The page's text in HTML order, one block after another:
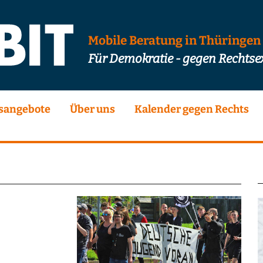
Mobile Beratung in Thüringen
Für Demokratie - gegen
Über uns Kalender gegen Rechts